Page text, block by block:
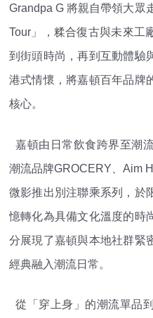
Grandpa G 將親自帶領大眾
Tour」，糅合復古與未來工
到街頭時尚，再到互動體驗
港式情懷，將嘉頓百年品牌
核心。
嘉頓由日常飲食跨界至潮
潮流品牌GROCERY、Aim
微影推出別注聯乘系列，於
憶轉化為具備文化溫度的時
分展現了嘉頓與本地社群緊
經典融入潮流日常。
從「穿上身」的潮流單品